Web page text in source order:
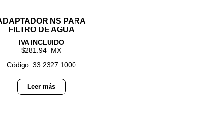
NS PARA
FILTRO DE AGUA
281.94
Código: 33.2327.1000
Leer más